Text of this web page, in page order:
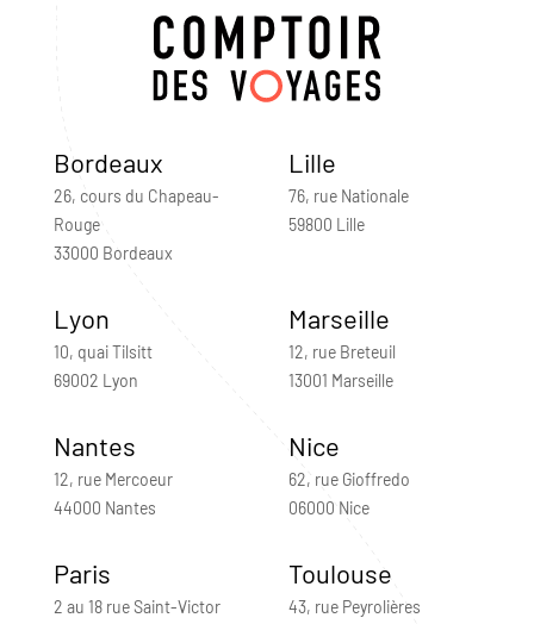
Bordeaux
26, cours du Chapeau-
Rouge
33000 Bordeaux
Lille
76, rue Nationale
59800 Lille
Lyon
10, quai Tilsitt
69002 Lyon
Marseille
12, rue Breteuil
13001 Marseille
Nantes
12, rue Mercoeur
44000 Nantes
Nice
62, rue Gioffredo
06000 Nice
Paris
2 au 18 rue Saint-Victor
Toulouse
43, rue Peyrolières